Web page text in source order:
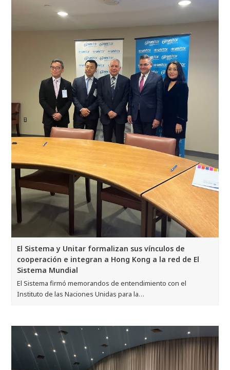
El Sistema y Unitar formalizan sus vínculos de
cooperación e integran a Hong Kong a la red de El
Sistema Mundial
El Sistema firmó memorandos de entendimiento con el
Instituto de las Naciones Unidas para la…